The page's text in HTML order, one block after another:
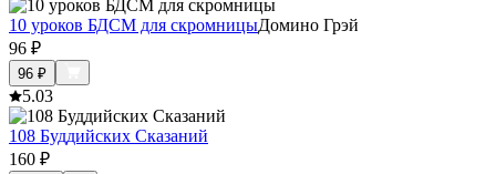
10 уроков БДСМ для скромницыДомино Грэй
96 ₽
96 ₽
5.03
108 Буддийских Сказаний
160 ₽